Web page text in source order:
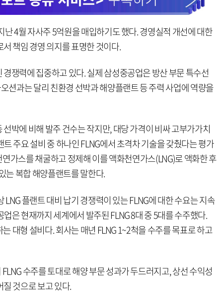
난 4월 자사주 5억원을 매입하기도 했다. 경영실적 개선에 대한
책임 경영 의지를 표명한 것이다.
쟁력에 집중하고 있다. 실제 삼성중공업은 방산 부문 특수선
션과는 달리 친환경 선박과 해양플랜트 등 주력 사업에 역량을
박에 비해 발주 건수는 작지만, 대당 가격이 비싸 고부가가치
주요 설비 중 하나인 FLNG에서 초격차 기술을 갖췄다는 평가
가스를 채굴하고 정제해 이를 액화천연가스(LNG)로 액화한 후
는 복합 해양플랜트를 말한다.
LNG 플랜트 대비 납기 경쟁력이 있는 FLNG에 대한 수요는 지속
은 현재까지 세계에서 발주된 FLNG 8대 중 5대를 수주했다.
대형 설비다. 회사는 매년 FLNG 1~2척을 수주를 목표로 하고
수주를 토대로 해양 부문 성과가 두드러지고, 상선 수익성
것으로 보고 있다.